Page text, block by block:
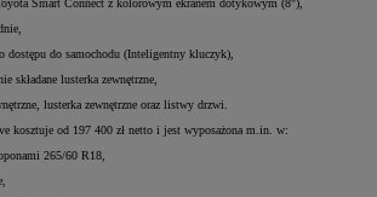
Smart Connect z kolorowym ekranem dotykowym (8"),
dostępu do samochodu (Inteligentny kluczyk),
składane lusterka zewnętrzne,
lusterka zewnętrzne oraz listwy drzwi.
kosztuje od 197 400 zł netto i jest wyposażona m.in. w:
265/60 R18,